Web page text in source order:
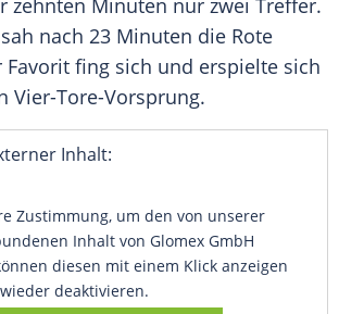
zehnten Minuten nur zwei Treffer.
nach 23 Minuten die Rote
Favorit fing sich und erspielte sich
Vier-Tore-Vorsprung.
Inhalt:
Zustimmung, um den von unserer
Inhalt von Glomex GmbH
diesen mit einem Klick anzeigen
deaktivieren.